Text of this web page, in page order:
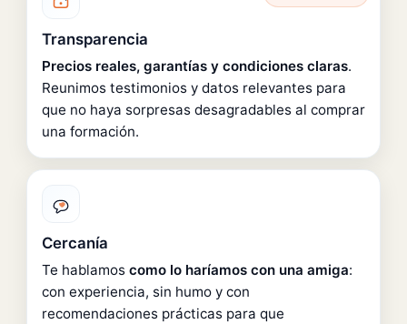
Transparencia
Precios reales, garantías y condiciones claras.
Reunimos testimonios y datos relevantes para
que no haya sorpresas desagradables al comprar
una formación.
Cercanía
Te hablamos como lo haríamos con una amiga:
con experiencia, sin humo y con
recomendaciones prácticas para que